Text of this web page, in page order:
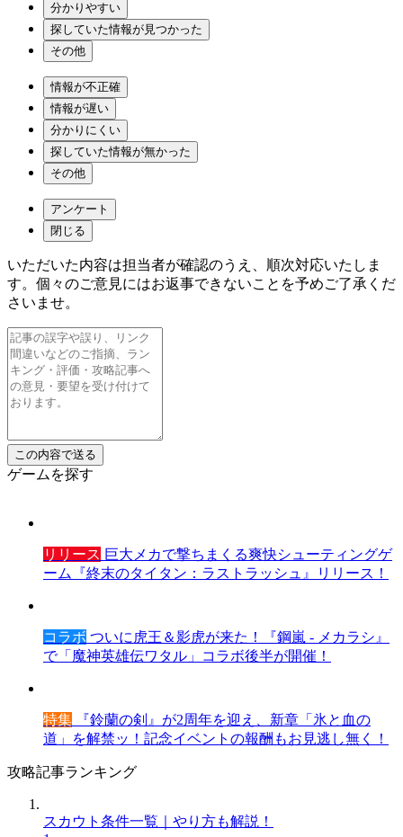
分かりやすい
探していた情報が見つかった
その他
情報が不正確
情報が遅い
分かりにくい
探していた情報が無かった
その他
アンケート
閉じる
いただいた内容は担当者が確認のうえ、順次対応いたしま
す。個々のご意見にはお返事できないことを予めご了承くだ
さいませ。
ゲームを探す
リリース 巨大メカで撃ちまくる爽快シューティングゲ
ーム『終末のタイタン：ラストラッシュ』リリース！
コラボ ついに虎王＆影虎が来た！『鋼嵐 - メカラシ』
で「魔神英雄伝ワタル」コラボ後半が開催！
特集 『鈴蘭の剣』が2周年を迎え、新章「氷と血の
道」を解禁ッ！記念イベントの報酬もお見逃し無く！
攻略記事ランキング
スカウト条件一覧｜やり方も解説！